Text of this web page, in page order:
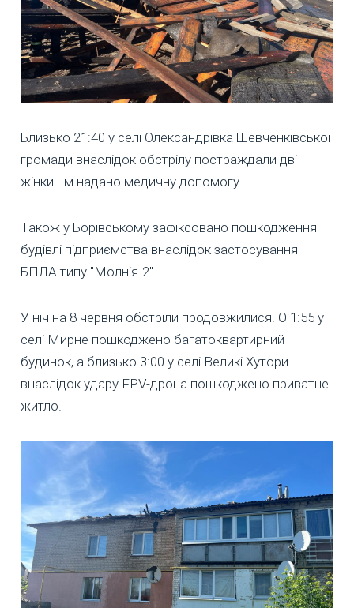
Близько 21:40 у селі Олександрівка Шевченківської
громади внаслідок обстрілу постраждали дві
жінки. Їм надано медичну допомогу.
Також у Борівському зафіксовано пошкодження
будівлі підприємства внаслідок застосування
БПЛА типу "Молнія-2".
У ніч на 8 червня обстріли продовжилися. О 1:55 у
селі Мирне пошкоджено багатоквартирний
будинок, а близько 3:00 у селі Великі Хутори
внаслідок удару FPV-дрона пошкоджено приватне
житло.